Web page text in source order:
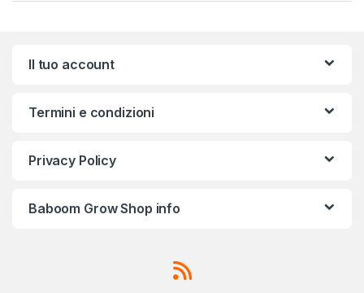
Il tuo account
Termini e condizioni
Privacy Policy
Baboom Grow Shop info